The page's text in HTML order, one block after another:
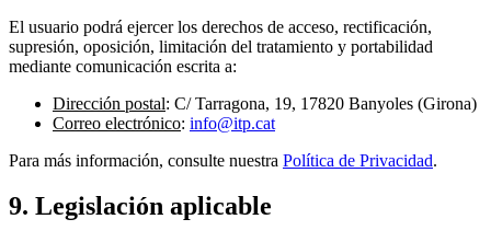
El usuario podrá ejercer los derechos de acceso, rectificación,
supresión, oposición, limitación del tratamiento y portabilidad
mediante comunicación escrita a:
Dirección postal: C/ Tarragona, 19, 17820 Banyoles (Girona)
Correo electrónico: info@itp.cat
Para más información, consulte nuestra Política de Privacidad.
9. Legislación aplicable